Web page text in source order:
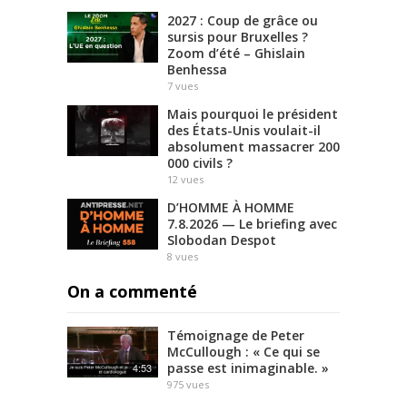
2027 : Coup de grâce ou
sursis pour Bruxelles ?
Zoom d’été – Ghislain
Benhessa
7 vues
Mais pourquoi le président
des États-Unis voulait-il
absolument massacrer 200
000 civils ?
12 vues
D’HOMME À HOMME
7.8.2026 — Le briefing avec
Slobodan Despot
8 vues
On a commenté
4:53
Témoignage de Peter
McCullough : « Ce qui se
passe est inimaginable. »
975 vues